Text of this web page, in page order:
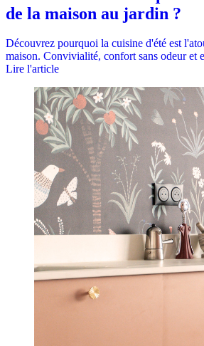
de la maison au jardin ?
Découvrez pourquoi la cuisine d'été est
maison. Convivialité, confort sans odeur et
Lire l'article